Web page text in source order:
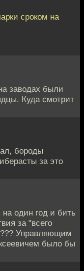
сроком на
заводах были
Куда смотрит
бороды
за это
один год и бить
за "всего
Управляющим
было бы